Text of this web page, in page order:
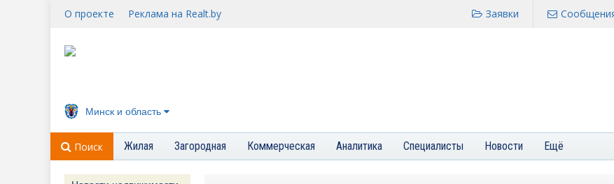
О проекте Реклама на Realt.by Заявки
Минск и область
Поиск Жилая Загородная Коммерческая Аналитика Специалисты Новости Ещё